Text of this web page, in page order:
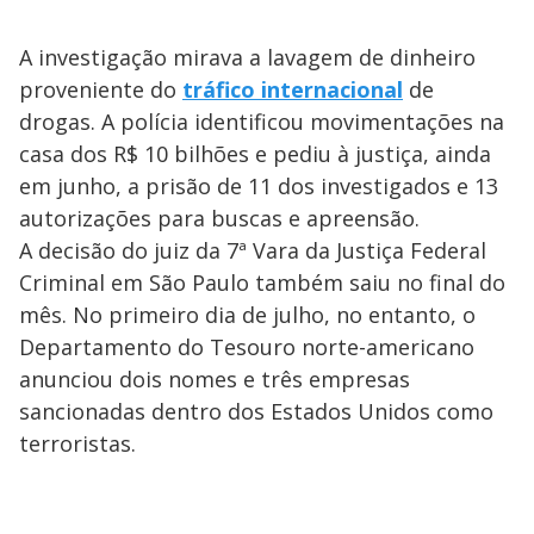
A investigação mirava a lavagem de dinheiro
proveniente do tráfico internacional de
drogas. A polícia identificou movimentações na
casa dos R$ 10 bilhões e pediu à justiça, ainda
em junho, a prisão de 11 dos investigados e 13
autorizações para buscas e apreensão.
A decisão do juiz da 7ª Vara da Justiça Federal
Criminal em São Paulo também saiu no final do
mês. No primeiro dia de julho, no entanto, o
Departamento do Tesouro norte-americano
anunciou dois nomes e três empresas
sancionadas dentro dos Estados Unidos como
terroristas.